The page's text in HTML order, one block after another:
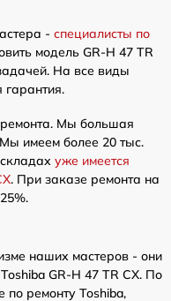
- специалисты по
модель GR-H 47 TR
На все виды
гарантия.
Мы большая
Мы имеем более 20 тыс.
уже имеется
. При заказе ремонта на
наших мастеров - они
GR-H 47 TR CX. По
ремонту Toshiba,